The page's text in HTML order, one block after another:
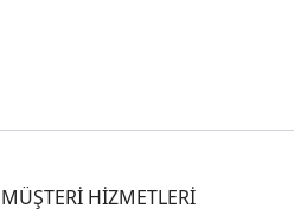
MÜŞTERİ HİZMETLERİ